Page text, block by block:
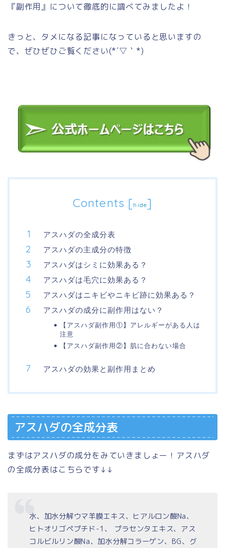
『副作用』について徹底的に調べてみましたよ！
きっと、タメになる記事になっていると思いますの
で、ぜひぜひご覧ください(*´▽｀*)
Contents [hide]
アスハダの全成分表
アスハダの主成分の特徴
アスハダはシミに効果ある？
アスハダは毛穴に効果ある？
アスハダはニキビやニキビ跡に効果ある？
アスハダの成分に副作用はない？
【アスハダ副作用①】アレルギーがある人は
注意
【アスハダ副作用②】肌に合わない場合
アスハダの効果と副作用まとめ
アスハダの全成分表
まずはアスハダの成分をみていきましょー！アスハダ
の全成分表はこちらです↓↓
水、加水分解ウマ羊膜エキス、ヒアルロン酸Na、
ヒトオリゴペプチド-1、
プラセンタエキス、アス
コルビルリン酸Na、加水分解コラーゲン、BG、グ